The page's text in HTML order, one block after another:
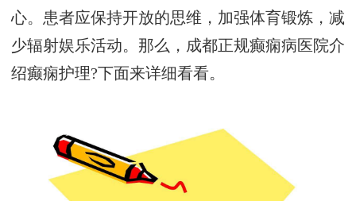
心。患者应保持开放的思维，加强体育锻炼，减
少辐射娱乐活动。那么，成都正规癫痫病医院介
绍癫痫护理?下面来详细看看。